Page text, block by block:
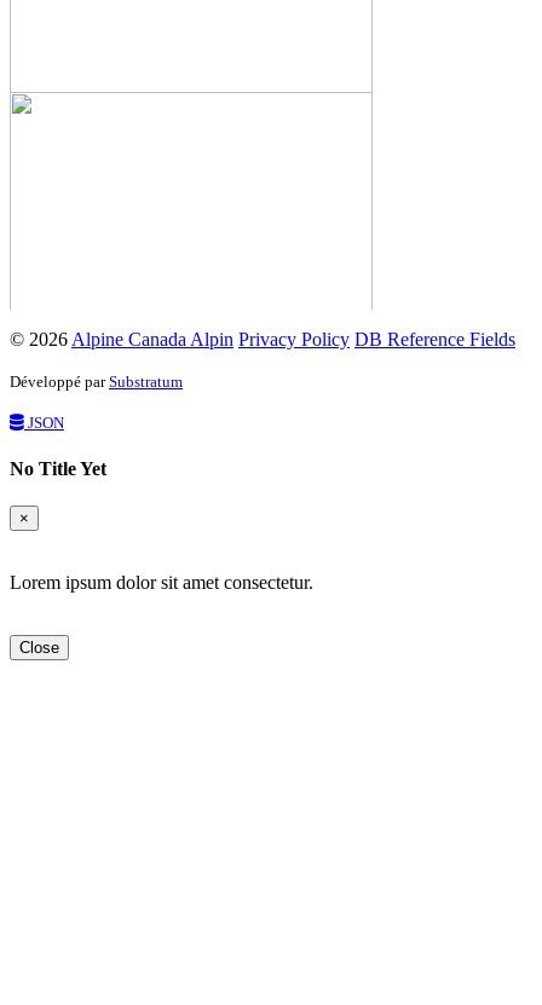
© 2026 Alpine Canada Alpin Privacy Policy DB Reference Fields
Développé parSubstratum
JSON
No Title Yet
×
Lorem ipsum dolor sit amet consectetur.
Close